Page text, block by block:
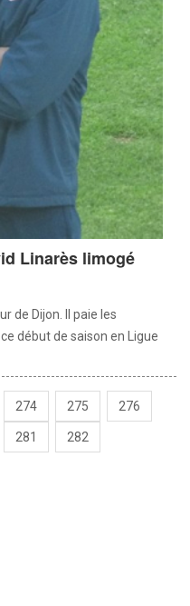
Linarès limogé
de Dijon. Il paie les
début de saison en Ligue
274 275 276
281 282